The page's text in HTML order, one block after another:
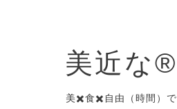
美近な®︎
美✖️食✖️自由（時間）で